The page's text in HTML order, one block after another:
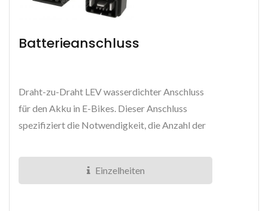
Batterieanschluss
Draht-zu-Draht LEV wasserdichter Anschluss
für den Akku in E-Bikes. Dieser Anschluss
spezifiziert die Notwendigkeit, die Anzahl der
Einzelheiten